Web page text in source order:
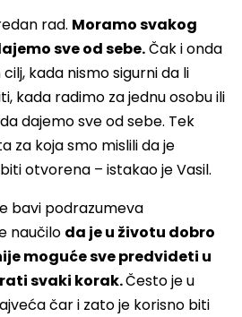
rad. Moramo svakog
sve od sebe.Čak i onda
kada nismo sigurni da li
kada radimo za jednu osobu ili
dajemo sve od sebe. Tek
za koja smo mislili da je
otvorena – istakao je Vasil.
bavi podrazumeva
naučilo da je u životu dobro
moguće sve predvideti u
svaki korak.Često je u
čar i zato je korisno biti